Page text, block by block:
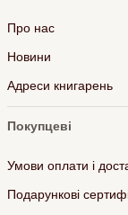
Про нас
Новини
Адреси книгарень
Покупцеві
Умови оплати і
Подарункові